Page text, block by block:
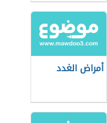
أمراض الغدد